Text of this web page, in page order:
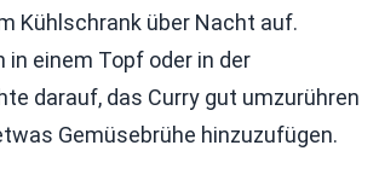
Kühlschrank über Nacht auf.
in einem Topf oder in der
darauf, das Curry gut umzurühren
Gemüsebrühe hinzuzufügen.